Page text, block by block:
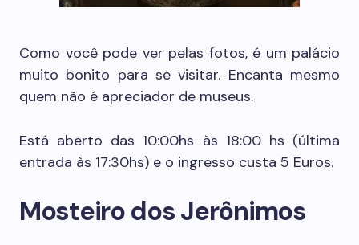
Como você pode ver pelas fotos, é um palácio
muito bonito para se visitar. Encanta mesmo
quem não é apreciador de museus.
Está aberto das 10:00hs às 18:00 hs (última
entrada às 17:30hs) e o ingresso custa 5 Euros.
Mosteiro dos Jerônimos